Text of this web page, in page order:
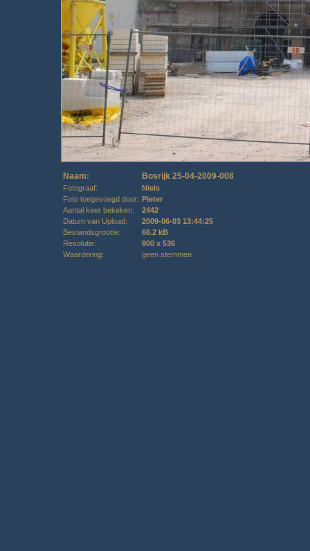
Naam: Bosrijk 25-04-2009-008
Fotograaf:
Niels
Foto toegevoegd door: Pieter
Aantal keer bekeken:
2442
Datum van Upload:
2009-06-03 13:44:25
Bestandsgrootte:
66.2 kB
Resolutie:
800 x 536
Waardering:
geen stemmen